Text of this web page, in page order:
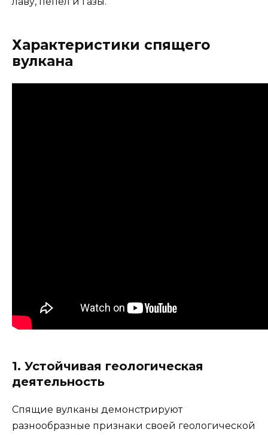
Характеристики спящего
вулкана
1. Устойчивая геологическая
деятельность
Спящие вулканы демонстрируют
разнообразные признаки своей геологической